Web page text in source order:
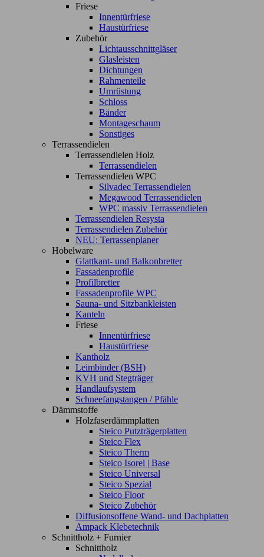
Friese
Innentürfriese
Haustürfriese
Zubehör
Lichtausschnittgläser
Glasleisten
Dichtungen
Rahmenteile
Umrüstung
Schloss
Bänder
Montageschaum
Sonstiges
Terrassendielen
Terrassendielen Holz
Terrassendielen
Terrassendielen WPC
Silvadec Terrassendielen
Megawood Terrassendielen
WPC massiv Terrassendielen
Terrassendielen Resysta
Terrassendielen Zubehör
NEU: Terrassenplaner
Hobelware
Glattkant- und Balkonbretter
Fassadenprofile
Profilbretter
Fassadenprofile WPC
Sauna- und Sitzbankleisten
Kanteln
Friese
Innentürfriese
Haustürfriese
Kantholz
Leimbinder (BSH)
KVH und Stegträger
Handlaufsystem
Schneefangstangen / Pfähle
Dämmstoffe
Holzfaserdämmplatten
Steico Putzträgerplatten
Steico Flex
Steico Therm
Steico Isorel | Base
Steico Universal
Steico Spezial
Steico Floor
Steico Zubehör
Diffusionsoffene Wand- und Dachplatten
Ampack Klebetechnik
Schnittholz + Furnier
Schnittholz